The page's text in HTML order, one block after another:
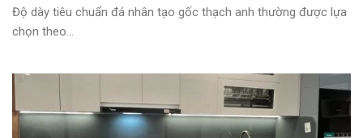
Độ dày tiêu chuẩn đá nhân tạo gốc thạch anh thường được lựa
chọn theo...